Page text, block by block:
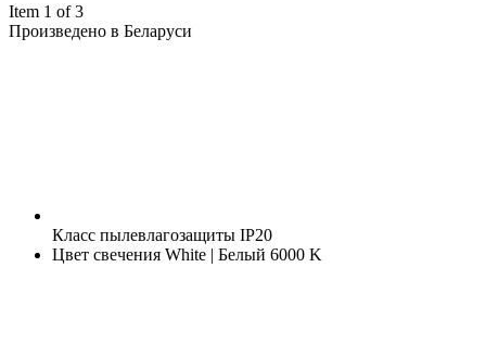
Item 1 of 3
Произведено в Беларуси
Класс пылевлагозащиты IP20
Цвет свечения White | Белый 6000 K